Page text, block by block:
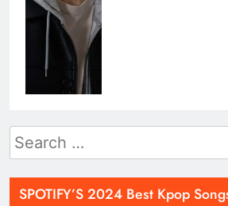
Search
for:
SPOTIFY’S 2024 Best Kpop